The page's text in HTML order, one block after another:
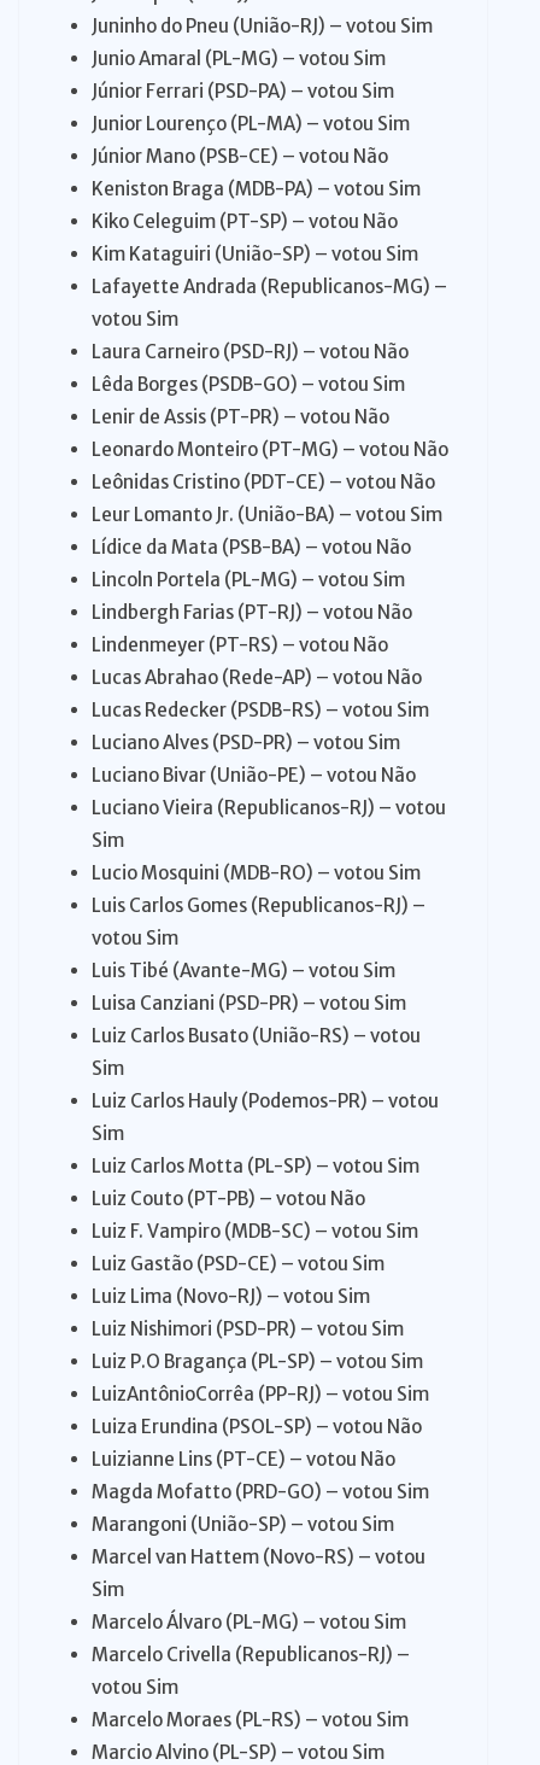
Juninho do Pneu (União-RJ) – votou Sim
Junio Amaral (PL-MG) – votou Sim
Júnior Ferrari (PSD-PA) – votou Sim
Junior Lourenço (PL-MA) – votou Sim
Júnior Mano (PSB-CE) – votou Não
Keniston Braga (MDB-PA) – votou Sim
Kiko Celeguim (PT-SP) – votou Não
Kim Kataguiri (União-SP) – votou Sim
Lafayette Andrada (Republicanos-MG) –
votou Sim
Laura Carneiro (PSD-RJ) – votou Não
Lêda Borges (PSDB-GO) – votou Sim
Lenir de Assis (PT-PR) – votou Não
Leonardo Monteiro (PT-MG) – votou Não
Leônidas Cristino (PDT-CE) – votou Não
Leur Lomanto Jr. (União-BA) – votou Sim
Lídice da Mata (PSB-BA) – votou Não
Lincoln Portela (PL-MG) – votou Sim
Lindbergh Farias (PT-RJ) – votou Não
Lindenmeyer (PT-RS) – votou Não
Lucas Abrahao (Rede-AP) – votou Não
Lucas Redecker (PSDB-RS) – votou Sim
Luciano Alves (PSD-PR) – votou Sim
Luciano Bivar (União-PE) – votou Não
Luciano Vieira (Republicanos-RJ) – votou
Sim
Lucio Mosquini (MDB-RO) – votou Sim
Luis Carlos Gomes (Republicanos-RJ) –
votou Sim
Luis Tibé (Avante-MG) – votou Sim
Luisa Canziani (PSD-PR) – votou Sim
Luiz Carlos Busato (União-RS) – votou
Sim
Luiz Carlos Hauly (Podemos-PR) – votou
Sim
Luiz Carlos Motta (PL-SP) – votou Sim
Luiz Couto (PT-PB) – votou Não
Luiz F. Vampiro (MDB-SC) – votou Sim
Luiz Gastão (PSD-CE) – votou Sim
Luiz Lima (Novo-RJ) – votou Sim
Luiz Nishimori (PSD-PR) – votou Sim
Luiz P.O Bragança (PL-SP) – votou Sim
LuizAntônioCorrêa (PP-RJ) – votou Sim
Luiza Erundina (PSOL-SP) – votou Não
Luizianne Lins (PT-CE) – votou Não
Magda Mofatto (PRD-GO) – votou Sim
Marangoni (União-SP) – votou Sim
Marcel van Hattem (Novo-RS) – votou
Sim
Marcelo Álvaro (PL-MG) – votou Sim
Marcelo Crivella (Republicanos-RJ) –
votou Sim
Marcelo Moraes (PL-RS) – votou Sim
Marcio Alvino (PL-SP) – votou Sim